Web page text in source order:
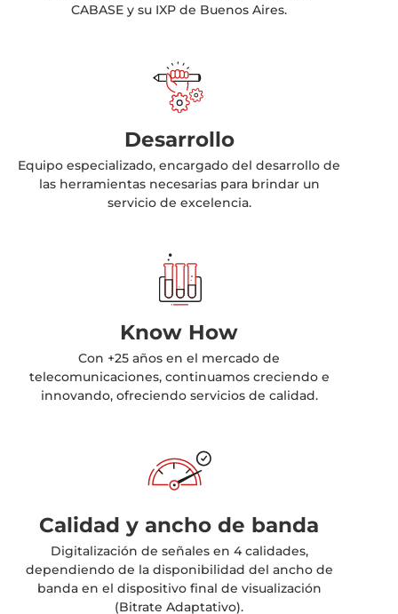
CABASE y su IXP de Buenos Aires.
Desarrollo
Equipo especializado, encargado del desarrollo de
las herramientas necesarias para brindar un
servicio de excelencia.
Know How
Con +25 años en el mercado de
telecomunicaciones, continuamos creciendo e
innovando, ofreciendo servicios de calidad.
Calidad y ancho de banda
Digitalización de señales en 4 calidades,
dependiendo de la disponibilidad del ancho de
banda en el dispositivo final de visualización
(Bitrate Adaptativo).